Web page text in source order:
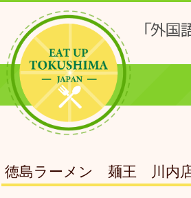
徳島ラーメン 麺王 川内